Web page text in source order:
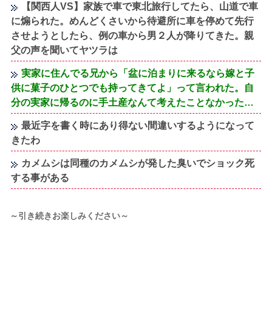
【関西人VS】家族で車で東北旅行してたら、山道で車
に煽られた。めんどくさいから待避所に車を停めて先行
させようとしたら、例の車から男２人が降りてきた。親
父の声を聞いてヤツラは
実家に住んでる兄から「盆に泊まりに来るなら嫁と子
供に菓子のひとつでも持ってきてよ」って言われた。自
分の実家に帰るのに手土産なんて考えたことなかった…
最近字を書く時にあり得ない間違いするようになって
きたわ
カメムシは同種のカメムシが発した臭いでショック死
する事がある
～引き続きお楽しみください～